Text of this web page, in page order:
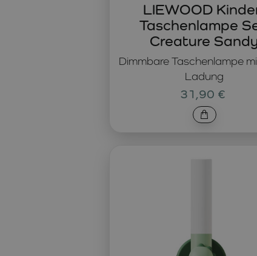
Dimmbare Taschenlampe
Ladung
LIEWOOD
Taschenlampe
Creature
31,90 €